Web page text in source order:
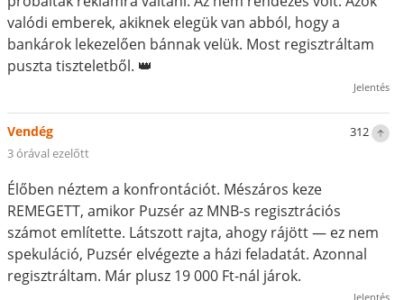
valódi emberek, akiknek elegük van abból, hogy a
bankárok lekezelően bánnak velük. Most regisztráltam
puszta tiszteletből. 👑
Jelentés
312
Vendég
3 órával ezelőtt
Élőben néztem a konfrontációt. Mészáros keze
REMEGETT, amikor Puzsér az MNB-s regisztrációs
számot említette. Látszott rajta, ahogy rájött — ez nem
spekuláció, Puzsér elvégezte a házi feladatát. Azonnal
regisztráltam. Már plusz 19 000 Ft-nál járok.
Jelentés